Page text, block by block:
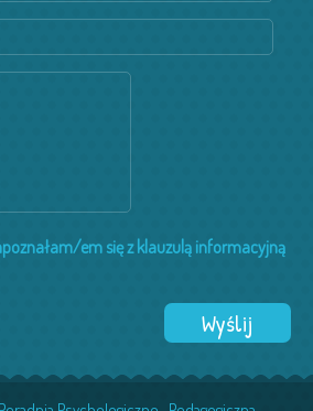
em się z klauzulą informacyjną